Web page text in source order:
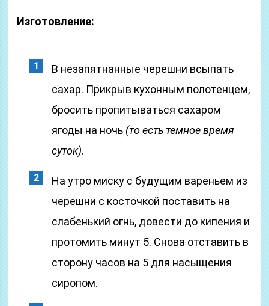
Изготовление:
В незапятнанные черешни всыпать
сахар. Прикрыв кухонным полотенцем,
бросить пропитываться сахаром
ягоды на ночь (то есть темное время
суток).
На утро миску с будущим вареньем из
черешни с косточкой поставить на
слабенький огнь, довести до кипения и
протомить минут 5. Снова отставить в
сторону часов на 5 для насыщения
сиропом.